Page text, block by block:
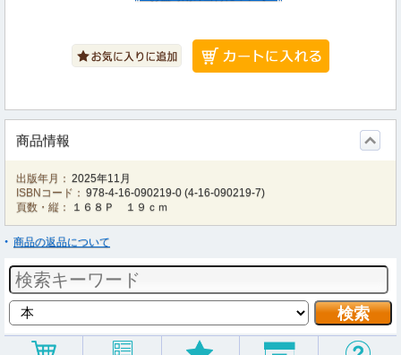
商品情報
出版年月： 2025年11月
ISBNコード： 978-4-16-090219-0 (4-16-090219-7)
頁数・縦：
１６８Ｐ １９ｃｍ
商品の返品について